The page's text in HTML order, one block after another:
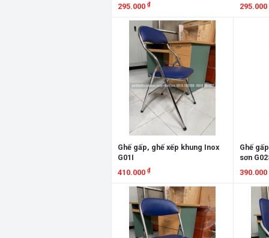
295.000 ₫
Xem chi tiết
295.000
Ghế gấp, ghế xếp khung Inox
G01I
410.000 ₫
Xem chi tiết
Ghế
sơn
390.000
Xem